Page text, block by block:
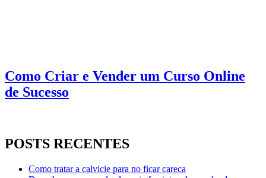
Como Criar e Vender um Curso Online
de Sucesso
POSTS RECENTES
Como tratar a calvicie para no ficar careca